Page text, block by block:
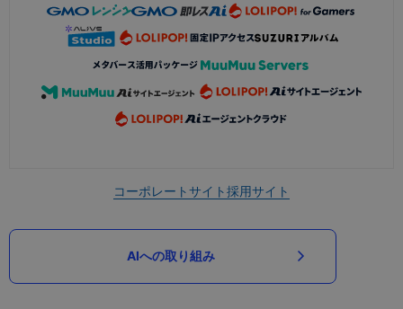
コーポレートサイト採用サイト
AIへの取り組み